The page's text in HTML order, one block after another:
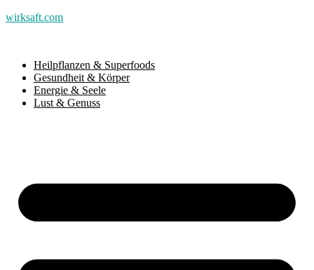
wirksaft.com
Heilpflanzen & Superfoods
Gesundheit & Körper
Energie & Seele
Lust & Genuss